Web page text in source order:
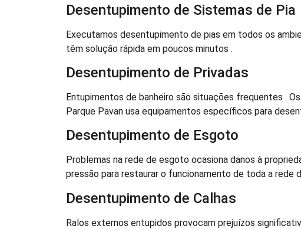
Desentupimento de Sistemas de Pia
Executamos desentupimento de pias em todos os
têm solução rápida em poucos minutos .
Desentupimento de Privadas
Entupimentos de banheiro são situações frequentes .
Parque Pavan usa equipamentos específicos para
Desentupimento de Esgoto
Problemas na rede de esgoto ocasiona danos à
pressão para restaurar o funcionamento de toda a rede
Desentupimento de Calhas
Ralos externos entupidos provocam prejuízos